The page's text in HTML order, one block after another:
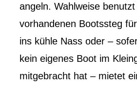
angeln. Wahlweise
vorhandenen Bootssteg
ins kühle Nass oder –
kein eigenes Boot im
mitgebracht hat – mietet